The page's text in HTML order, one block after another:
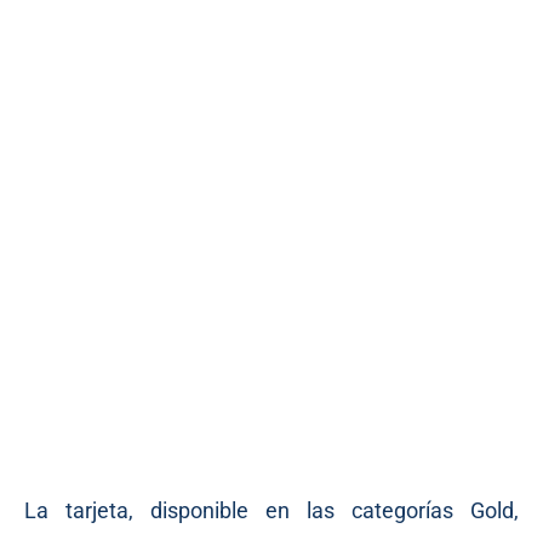
La tarjeta, disponible en las categorías Gold,